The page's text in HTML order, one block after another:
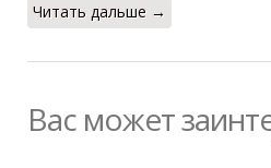
Читать дальше →
Вас может